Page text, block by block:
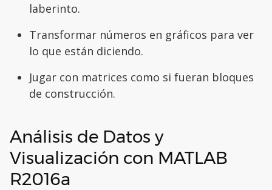
laberinto.
Transformar números en gráficos para ver
lo que están diciendo.
Jugar con matrices como si fueran bloques
de construcción.
Análisis de Datos y
Visualización con MATLAB
R2016a